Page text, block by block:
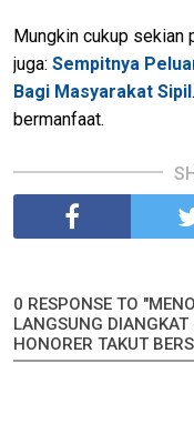
Mungkin cukup sekian
juga: Sempitnya
Bagi Masyarakat Sipil
bermanfaat.
0 RESPONSE TO
LANGSUNG
HONORER TAKUT